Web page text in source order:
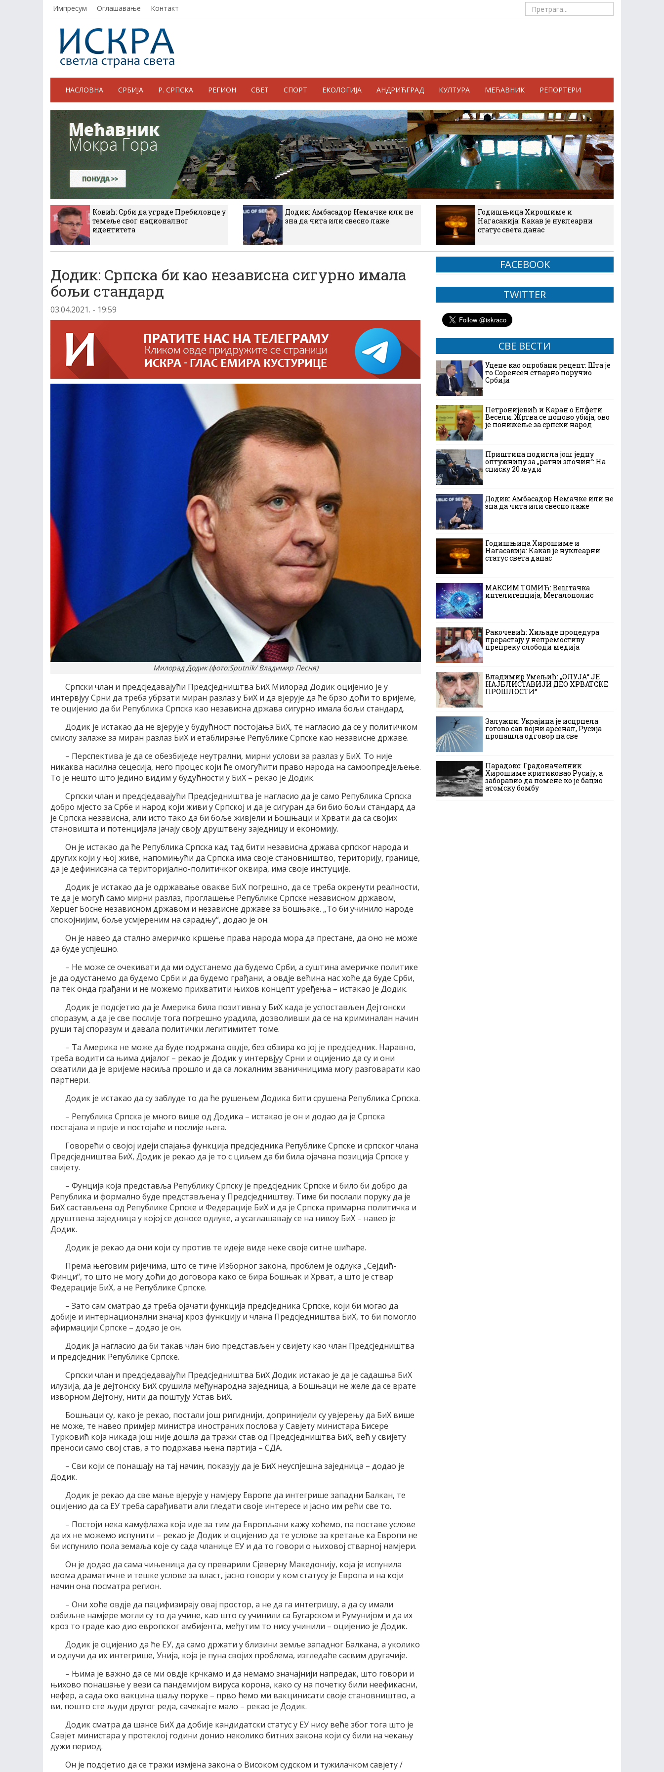
Импресум Оглашавање Контакт
НАСЛОВНА СРБИЈА Р. СРПСКА РЕГИОН СВЕТ СПОРТ ЕКОЛОГИЈА АНДРИЋГРАД КУЛТУРА МЕЋАВНИК РЕПОРТЕРИ
Ковић: Срби да уграде Пребиловце у
темеље свог националног
идентитета
Додик: Амбасадор Немачке или не
зна да чита или свесно лаже
Годишњица Хирошиме и
Нагасакија: Какав је нуклеарни
статус света данас
Додик: Српска би као независна сигурно имала
бољи стандард
03.04.2021. - 19:59
Милорад Додик (фото:Sputnik/ Владимир Песня)
Српски члан и предсједавајући Предсједништва БиХ Милорад Додик оцијенио је у
интервјуу Срни да треба убрзати миран разлаз у БиХ и да вјерује да ће брзо доћи то вријеме,
те оцијенио да би Република Српска као независна држава сигурно имала бољи стандард.
Додик је истакао да не вјерује у будућност постојања БиХ, те нагласио да се у политичком
смислу залаже за миран разлаз БиХ и етаблирање Републике Српске као независне државе.
– Перспектива је да се обезбиједе неутрални, мирни услови за разлаз у БиХ. То није
никаква насилна сецесија, него процес који ће омогућити право народа на самоопредјељење.
То је нешто што једино видим у будућности у БиХ – рекао је Додик.
Српски члан и предсједавајући Предсједништва је нагласио да је само Република Српска
добро мјесто за Србе и народ који живи у Српској и да је сигуран да би био бољи стандард да
је Српска независна, али исто тако да би боље живјели и Бошњаци и Хрвати да са својих
становишта и потенцијала јачају своју друштвену заједницу и економију.
Он је истакао да ће Република Српска кад тад бити независна држава српског народа и
других који у њој живе, напомињући да Српска има своје становништво, територију, границе,
да је дефинисана са територијално-политичког оквира, има своје инстуције.
Додик је истакао да је одржавање овакве БиХ погрешно, да се треба окренути реалности,
те да је могућ само мирни разлаз, проглашење Републике Српске независном државом,
Херцег Босне независном државом и независне државе за Бошњаке. „То би учинило народе
спокојнијим, боље усмјереним на сарадњу“, додао је он.
Он је навео да стално америчко кршење права народа мора да престане, да оно не може
да буде успјешно.
– Не може се очекивати да ми одустанемо да будемо Срби, а суштина америчке политике
је да одустанемо да будемо Срби и да будемо грађани, а овдје већина нас хоће да буде Срби,
па тек онда грађани и не можемо прихватити њихов концепт уређења – истакао је Додик.
Додик је подсјетио да је Америка била позитивна у БиХ када је успостављен Дејтонски
споразум, а да је све послије тога погрешно урадила, дозволивши да се на криминалан начин
руши тај споразум и давала политички легитимитет томе.
– Та Америка не може да буде подржана овдје, без обзира ко јој је предсједник. Наравно,
треба водити са њима дијалог – рекао је Додик у интервјуу Срни и оцијенио да су и они
схватили да је вријеме насиља прошло и да са локалним званичницима могу разговарати као
партнери.
Додик је истакао да су заблуде то да ће рушењем Додика бити срушена Република Српска.
– Република Српска је много више од Додика – истакао је он и додао да је Српска
постајала и прије и постојаће и послије њега.
Говорећи о својој идеји спајања функција предсједника Републике Српске и српског члана
Предсједништва БиХ, Додик је рекао да је то с циљем да би била ојачана позиција Српске у
свијету.
– Фунција која представља Републику Српску је предсједник Српске и било би добро да
Република и формално буде представљена у Предсједништву. Тиме би послали поруку да је
БиХ састављена од Републике Српске и Федерације БиХ и да је Српска примарна политичка и
друштвена заједница у којој се доносе одлуке, а усаглашавају се на нивоу БиХ – навео је
Додик.
Додик је рекао да они који су против те идеје виде неке своје ситне шићаре.
Према његовим ријечима, што се тиче Изборног закона, проблем је одлука „Сејдић-
Финци“, то што не могу доћи до договора како се бира Бошњак и Хрват, а што је ствар
Федерације БиХ, а не Републике Српске.
– Зато сам сматрао да треба ојачати функција предсједника Српске, који би могао да
добије и интернационални значај кроз функцију и члана Предсједништва БиХ, то би помогло
афирмацији Српске – додао је он.
Додик ја нагласио да би такав члан био представљен у свијету као члан Предсједништва
и предсједник Републике Српске.
Српски члан и предсједавајући Предсједништва БиХ Додик истакао је да је садашња БиХ
илузија, да је дејтонску БиХ срушила међународна заједница, а Бошњаци не желе да се врате
изворном Дејтону, нити да поштују Устав БиХ.
Бошњаци су, како је рекао, постали још ригиднији, допринијели су увјерењу да БиХ више
не може, те навео примјер министра иностраних послова у Савјету министара Бисере
Турковић која никада још није дошла да тражи став од Предсједништва БиХ, већ у свијету
преноси само свој став, а то подржава њена партија – СДА.
– Сви који се понашају на тај начин, показују да је БиХ неуспјешна заједница – додао је
Додик.
Додик је рекао да све мање вјерује у намјеру Европе да интегрише западни Балкан, те
оцијенио да са ЕУ треба сарађивати али гледати своје интересе и јасно им рећи све то.
– Постоји нека камуфлажа која иде за тим да Европљани кажу хоћемо, па поставе услове
да их не можемо испунити – рекао је Додик и оцијенио да те услове за кретање ка Европи не
би испунило пола земаља које су сада чланице ЕУ и да то говори о њиховој стварној намјери.
Он је додао да сама чињеница да су преварили Сјеверну Македонију, која је испунила
веома драматичне и тешке услове за власт, јасно говори у ком статусу је Европа и на који
начин она посматра регион.
– Они хоће овдје да пацифизирају овај простор, а не да га интегришу, а да су имали
озбиљне намјере могли су то да учине, као што су учинили са Бугарском и Румунијом и да их
кроз то граде као дио европског амбијента, међутим то нису учинили – оцијенио је Додик.
Додик је оцијенио да ће ЕУ, да само држати у близини земље западног Балкана, а уколико
и одлучи да их интегрише, Унија, која је пуна својих проблема, изгледаће сасвим другачије.
– Њима је важно да се ми овдје крчкамо и да немамо значајнији напредак, што говори и
њихово понашање у вези са пандемијом вируса корона, како су на почетку били неефикасни,
нефер, а сада око вакцина шаљу поруке – прво ћемо ми вакцинисати своје становништво, а
ви, пошто сте људи другог реда, сачекајте мало – рекао је Додик.
Додик сматра да шансе БиХ да добије кандидатски статус у ЕУ нису веће због тога што је
Савјет министара у протеклој години донио неколико битних закона који су били на чекању
дужи период.
Он је подсјетио да се тражи измјена закона о Високом судском и тужилачком савјету /
FACEBOOK
TWITTER
СВЕ ВЕСТИ
Уцене као опробани рецепт: Шта је
то Соренсен стварно поручио
Србији
Петронијевић и Каран о Елфети
Весели: Жртва се поново убија, ово
је понижење за српски народ
Приштина подигла још једну
оптужницу за „ратни злочин“: На
списку 20 људи
Додик: Амбасадор Немачке или не
зна да чита или свесно лаже
Годишњица Хирошиме и
Нагасакија: Какав је нуклеарни
статус света данас
МАКСИМ ТОМИЋ: Вештачка
интелигенција, Мегалополис
Ракочевић: Хиљаде процедура
прерастају у непремостиву
препреку слободи медија
Владимир Умељић: „ОЛУЈА“ ЈЕ
НАЈБЛИСТАВИЈИ ДЕО ХРВАТСКЕ
ПРОШЛОСТИ“
Залужни: Украјина је исцрпела
готово сав војни арсенал, Русија
пронашла одговор на све
Парадокс: Градоначелник
Хирошиме критиковао Русију, а
заборавио да помене ко је бацио
атомску бомбу